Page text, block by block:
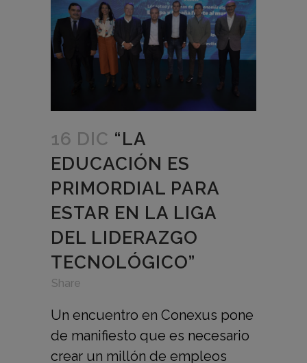
16 DIC “LA
EDUCACIÓN ES
PRIMORDIAL PARA
ESTAR EN LA LIGA
DEL LIDERAZGO
TECNOLÓGICO”
Share
Un encuentro en Conexus pone
de manifiesto que es necesario
crear un millón de empleos